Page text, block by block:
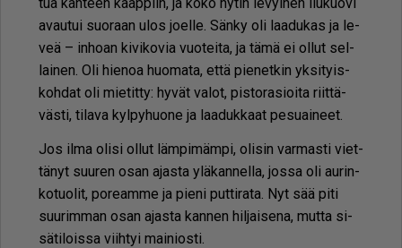
avau­tui suo­raan ulos jo­el­le. Sän­ky oli laa­du­kas ja le­
veä – in­ho­an ki­vi­ko­via vuo­tei­ta, ja tämä ei ol­lut sel­
lai­nen. Oli hie­noa huo­ma­ta, et­tä pie­net­kin yk­si­tyis­
koh­dat oli mie­tit­ty: hy­vät va­lot, pis­to­ra­si­oi­ta riit­tä­
väs­ti, ti­la­va kyl­py­huo­ne ja laa­duk­kaat pe­su­ai­neet.
Jos il­ma oli­si ol­lut läm­pi­mäm­pi, oli­sin var­mas­ti viet­
tä­nyt suu­ren osan ajas­ta ylä­kan­nel­la, jos­sa oli au­rin­
ko­tuo­lit, po­re­am­me ja pie­ni put­ti­ra­ta. Nyt sää piti
suu­rim­man osan ajas­ta kan­nen hil­jai­se­na, mut­ta si­
sä­ti­lois­sa viih­tyi mai­ni­os­ti.